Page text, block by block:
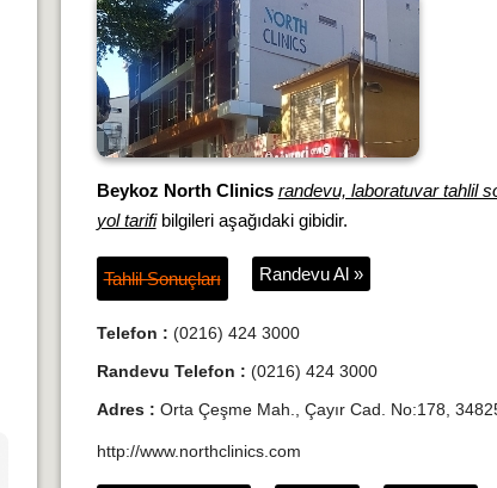
Beykoz North Clinics randevu, laboratuvar tahlil
yol tarifibilgileri aşağıdaki gibidir.
Tahlil Sonuçları Randevu Al »
Telefon : (0216) 424 3000
Randevu Telefon : (0216) 424 3000
Adres : Orta Çeşme Mah., Çayır Cad. No:178,
http://www.northclinics.com